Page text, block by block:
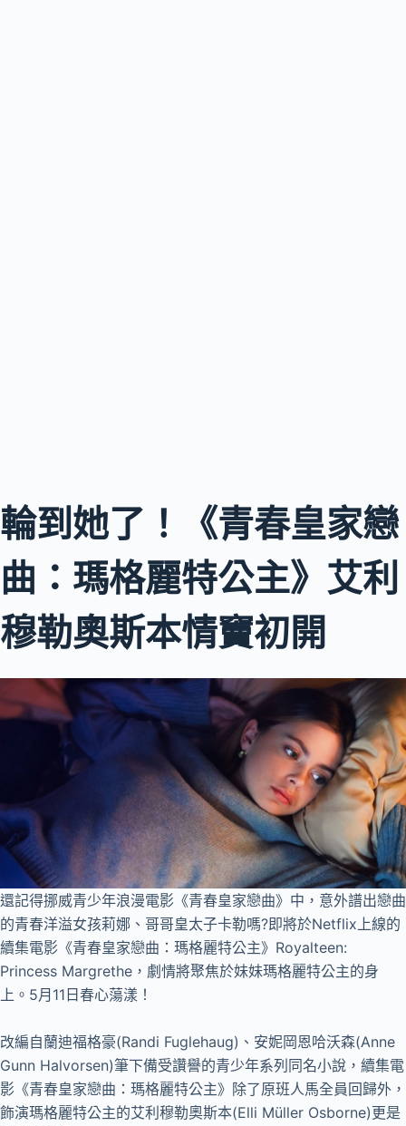
輪到她了！《青春皇家戀
曲：瑪格麗特公主》艾利
穆勒奧斯本情竇初開
還記得挪威青少年浪漫電影《青春皇家戀曲》中，意外譜出戀曲
的青春洋溢女孩莉娜、哥哥皇太子卡勒嗎?即將於Netflix上線的
續集電影《青春皇家戀曲：瑪格麗特公主》Royalteen:
Princess Margrethe，劇情將聚焦於妹妹瑪格麗特公主的身
上。5月11日春心蕩漾！
改編自蘭迪福格豪(Randi Fuglehaug)、安妮岡恩哈沃森(Anne
Gunn Halvorsen)筆下備受讚譽的青少年系列同名小說，續集電
影《青春皇家戀曲：瑪格麗特公主》除了原班人馬全員回歸外，
飾演瑪格麗特公主的艾利穆勒奧斯本(Elli Müller Osborne)更是